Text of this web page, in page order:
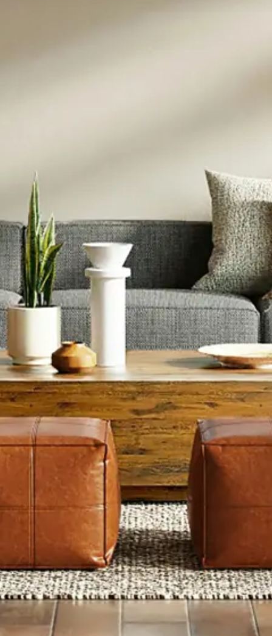
Artisans vérifiés
Devis clair
Interlocuteur unique
Borne de recharge à Salon-de-Provence :
Installation borne VE à domicile ou en
entreprise.